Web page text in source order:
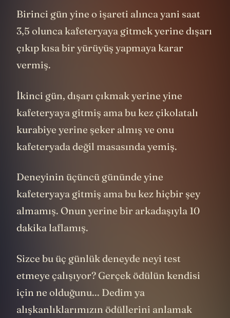
Birinci gün yine o işareti alınca yani saat
3,5 olunca kafeteryaya gitmek yerine dışarı
çıkıp kısa bir yürüyüş yapmaya karar
vermiş.
İkinci gün, dışarı çıkmak yerine yine
kafeteryaya gitmiş ama bu kez çikolatalı
kurabiye yerine şeker almış ve onu
kafeteryada değil masasında yemiş.
Deneyinin üçüncü gününde yine
kafeteryaya gitmiş ama bu kez hiçbir şey
almamış. Onun yerine bir arkadaşıyla 10
dakika laflamış.
Sizce bu üç günlük deneyde neyi test
etmeye çalışıyor? Gerçek ödülün kendisi
için ne olduğunu... Dedim ya
alışkanlıklarımızın ödüllerini anlamak